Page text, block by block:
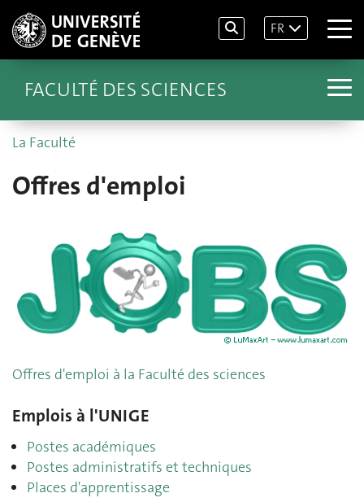
FR
FACULTÉ DES SCIENCES
La Faculté
Offres d'emploi
Offres d'emploi à la Faculté des sciences
Emplois à l'UNIGE
Postes académiques
Postes administratifs et techniques
Places d'apprentissage